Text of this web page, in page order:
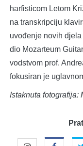
harfisticom Letom
na transkripciju
uvođenje novih
dio Mozarteum
vodstvom prof.
fokusiran je
Istaknuta fotografija: